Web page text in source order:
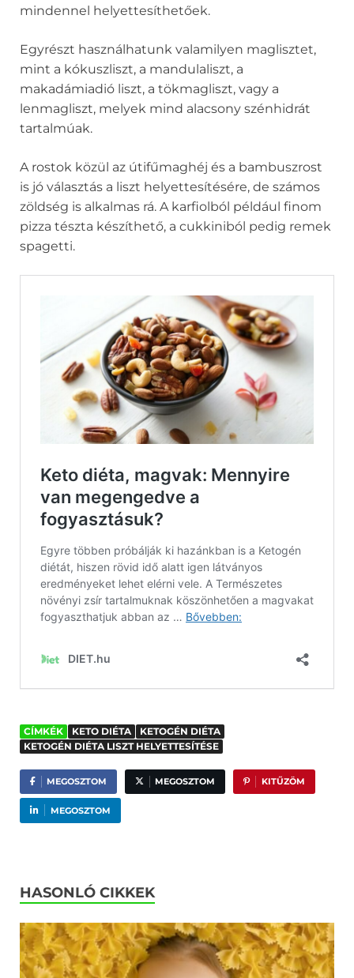
mindennel helyettesíthetőek.
Egyrészt használhatunk valamilyen maglisztet,
mint a kókuszliszt, a mandulaliszt, a
makadámiadió liszt, a tökmagliszt, vagy a
lenmagliszt, melyek mind alacsony szénhidrát
tartalmúak.
A rostok közül az útifűmaghéj és a bambuszrost
is jó választás a liszt helyettesítésére, de számos
zöldség is alkalmas rá. A karfiolból például finom
pizza tészta készíthető, a cukkiniból pedig remek
spagetti.
CÍMKÉK KETO DIÉTA
KETOGÉN DIÉTA
KETOGÉN DIÉTA LISZT HELYETTESÍTÉSE
MEGOSZTOM MEGOSZTOM KITŰZÖM
MEGOSZTOM
HASONLÓ CIKKEK